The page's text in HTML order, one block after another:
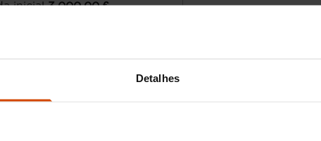
Detalhes
inicial 3.000,00 €
usado